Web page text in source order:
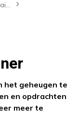
MAX Geheugentrainer
het geheugen te
en opdrachten
meer te